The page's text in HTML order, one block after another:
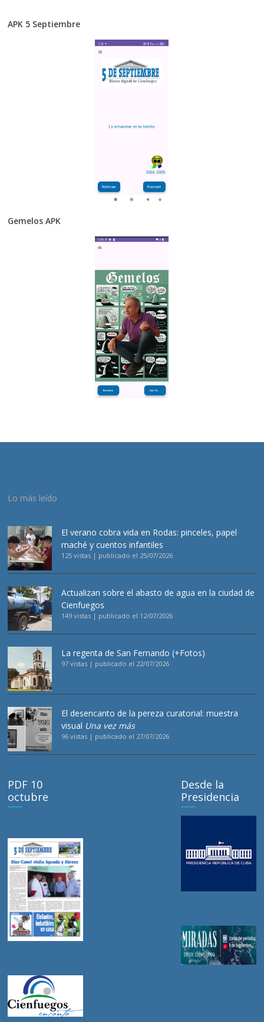
APK 5 Septiembre
Gemelos APK
Lo más leído
El verano cobra vida en Rodas: pinceles, papel
maché y cuentos infantiles
125 vistas | publicado el 25/07/2026
Actualizan sobre el abasto de agua en la ciudad de
Cienfuegos
149 vistas | publicado el 12/07/2026
La regenta de San Fernando (+Fotos)
97 vistas | publicado el 22/07/2026
El desencanto de la pereza curatorial: muestra
visual Una vez más
96 vistas | publicado el 27/07/2026
PDF 10
octubre
Desde la
Presidencia